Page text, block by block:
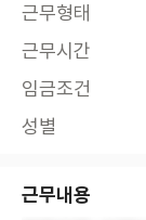
근무형태
근무시간
임금조건
성별
근무내용